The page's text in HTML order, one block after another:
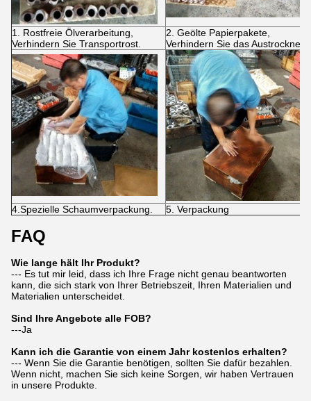
1. Rostfreie Ölverarbeitung,
Verhindern Sie Transportrost.
2. Geölte Papierpakete,
Verhindern Sie das Austrocknen
4.Spezielle Schaumverpackung. 5. Verpackung
FAQ
Wie lange hält Ihr Produkt?
--- Es tut mir leid, dass ich Ihre Frage nicht genau beantworten
kann, die sich stark von Ihrer Betriebszeit, Ihren Materialien und
Materialien unterscheidet.
Sind Ihre Angebote alle FOB?
---Ja
Kann ich die Garantie von einem Jahr kostenlos erhalten?
--- Wenn Sie die Garantie benötigen, sollten Sie dafür bezahlen.
Wenn nicht, machen Sie sich keine Sorgen, wir haben Vertrauen
in unsere Produkte.